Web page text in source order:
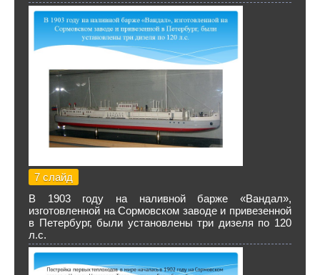
7 слайд
В 1903 году на наливной барже «Вандал»,
изготовленной на Сормовском заводе и привезенной
в Петербург, были установлены три дизеля по 120
л.с.